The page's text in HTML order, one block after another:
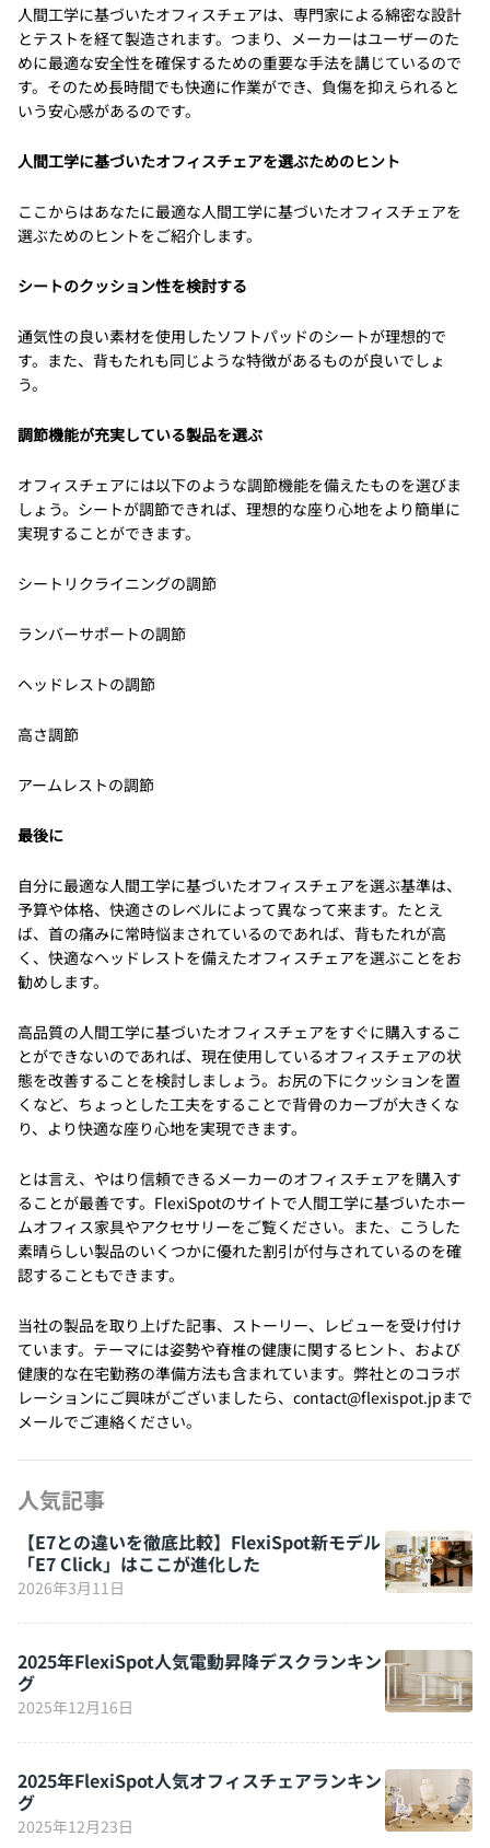
人間工学に基づいたオフィスチェアは、専門家による綿密な設計
とテストを経て製造されます。つまり、メーカーはユーザーのた
めに最適な安全性を確保するための重要な手法を講じているので
す。そのため長時間でも快適に作業ができ、負傷を抑えられると
いう安心感があるのです。
人間工学に基づいたオフィスチェアを選ぶためのヒント
ここからはあなたに最適な人間工学に基づいたオフィスチェアを
選ぶためのヒントをご紹介します。
シートのクッション性を検討する
通気性の良い素材を使用したソフトパッドのシートが理想的で
す。また、背もたれも同じような特徴があるものが良いでしょ
う。
調節機能が充実している製品を選ぶ
オフィスチェアには以下のような調節機能を備えたものを選びま
しょう。シートが調節できれば、理想的な座り心地をより簡単に
実現することができます。
シートリクライニングの調節
ランバーサポートの調節
ヘッドレストの調節
高さ調節
アームレストの調節
最後に
自分に最適な人間工学に基づいたオフィスチェアを選ぶ基準は、
予算や体格、快適さのレベルによって異なって来ます。たとえ
ば、首の痛みに常時悩まされているのであれば、背もたれが高
く、快適なヘッドレストを備えたオフィスチェアを選ぶことをお
勧めします。
高品質の人間工学に基づいたオフィスチェアをすぐに購入するこ
とができないのであれば、現在使用しているオフィスチェアの状
態を改善することを検討しましょう。お尻の下にクッションを置
くなど、ちょっとした工夫をすることで背骨のカーブが大きくな
り、より快適な座り心地を実現できます。
とは言え、やはり信頼できるメーカーのオフィスチェアを購入す
ることが最善です。FlexiSpotのサイトで人間工学に基づいたホー
ムオフィス家具やアクセサリーをご覧ください。また、こうした
素晴らしい製品のいくつかに優れた割引が付与されているのを確
認することもできます。
当社の製品を取り上げた記事、ストーリー、レビューを受け付け
ています。テーマには姿勢や脊椎の健康に関するヒント、および
健康的な在宅勤務の準備方法も含まれています。弊社とのコラボ
レーションにご興味がございましたら、contact@flexispot.jpまで
メールでご連絡ください。
人気記事
【E7との違いを徹底比較】FlexiSpot新モデル
「E7 Click」はここが進化した
2026年3月11日
2025年FlexiSpot人気電動昇降デスクランキン
グ
2025年12月16日
2025年FlexiSpot人気オフィスチェアランキン
グ
2025年12月23日